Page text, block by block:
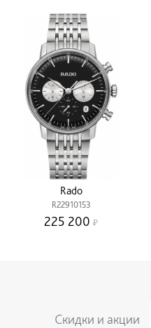
Rado
R22910153
225 200
Скидки и акции